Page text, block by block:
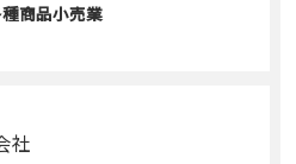
商品小売業
社